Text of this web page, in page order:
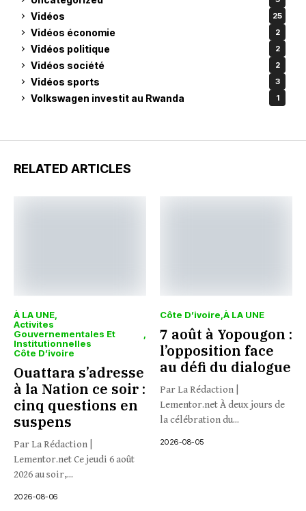
Vidéos 25
Vidéos économie 2
Vidéos politique 2
Vidéos société 2
Vidéos sports 3
Volkswagen investit au Rwanda 1
RELATED ARTICLES
À LA UNE
Activites
Gouvernementales Et
Institutionnelles
Côte D’ivoire
Ouattara s’adresse
à la Nation ce soir :
cinq questions en
suspens
Par La Rédaction |
Lementor.net Ce jeudi 6 août
2026 au soir,...
2026-08-06
Côte D’ivoire À LA UNE
7 août à Yopougon :
l’opposition face
au défi du dialogue
Par La Rédaction |
Lementor.net À deux jours de
la célébration du...
2026-08-05